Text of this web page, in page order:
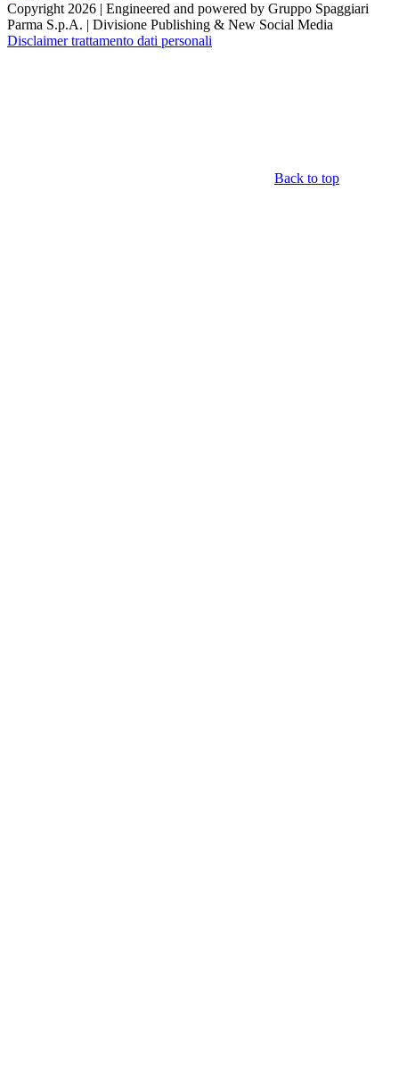
Copyright 2026 | Engineered and powered by Gruppo Spaggiari
Parma S.p.A. | Divisione Publishing & New Social Media
Disclaimer trattamento dati personali
Back to top